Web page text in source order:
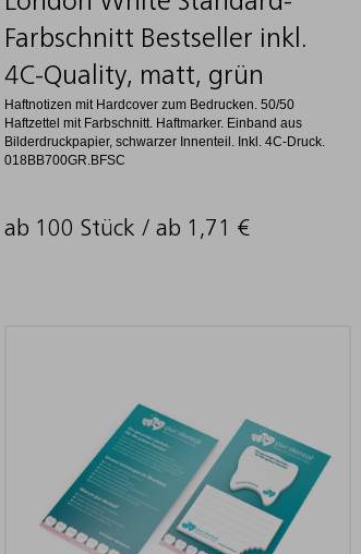
Farbschnitt Bestseller inkl.
4C-Quality, matt, grün
Haftnotizen mit Hardcover zum Bedrucken. 50/50
Haftzettel mit Farbschnitt. Haftmarker. Einband aus
Bilderdruckpapier, schwarzer Innenteil. Inkl. 4C-Druck.
018BB700GR.BFSC
ab 100 Stück / ab 1,71 €